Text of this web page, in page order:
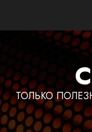
содержимому
ТОЛЬКО